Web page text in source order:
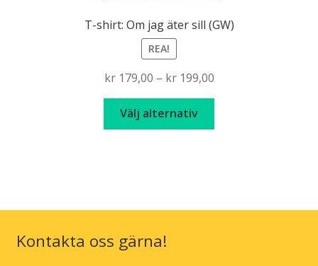
T-shirt: Om jag äter sill (GW)
REA!
kr179,00 – kr199,00Price
range:
through
Välj alternativ
De
Kontakta oss gärna!